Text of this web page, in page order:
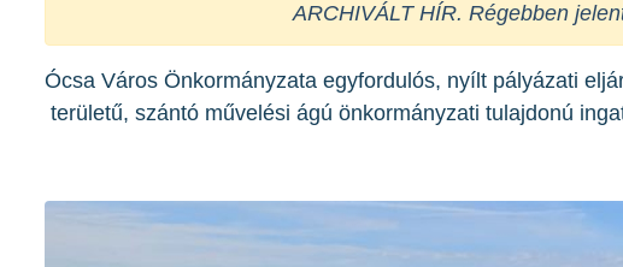
ARCHIVÁLT HÍR. Régebben
Ócsa Város Önkormányzata egyfordulós, nyílt pályázati
területű, szántó művelési ágú önkormányzati tulajdonú